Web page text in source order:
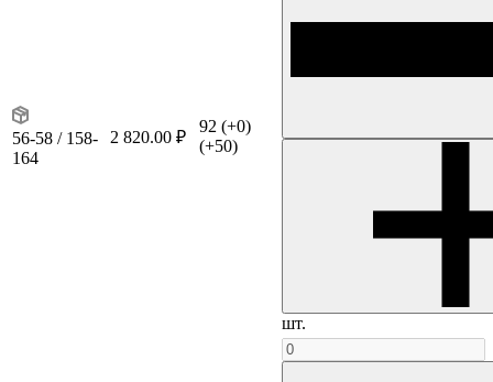
56-58 / 158-
164
2 820.00 ₽
92 (+0)
(+50)
шт.